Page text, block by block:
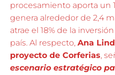
procesamiento aporta un
genera alrededor de 2,4
atrae el 18% de la
país. Al respecto, Ana
proyecto de Corferias,
escenario estratégico